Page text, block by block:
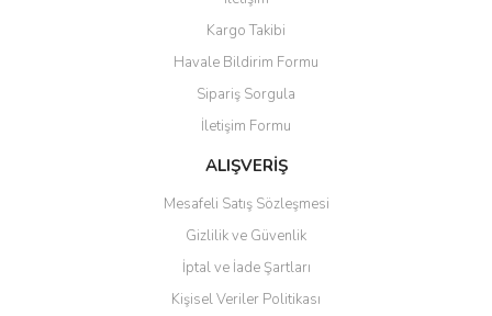
Ürün resmi kalitesiz, bozuk veya görüntülenemiyor.
Ürün açıklamasında eksik bilgiler bulunuyor.
Ürün bilgilerinde hatalar bulunuyor.
Ürün fiyatı diğer sitelerden daha pahalı.
Bu ürüne benzer farklı alternatifler olmalı.
Gönder
Kargo Takibi
Havale Bildirim Formu
Sipariş Sorgula
İletişim Formu
ALIŞVERİŞ
Mesafeli Satış Sözleşmesi
Gizlilik ve Güvenlik
İptal ve İade Şartları
Kişisel Veriler Politikası